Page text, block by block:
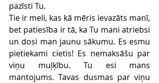
pazīsti Tu.
Tie ir meli, kas kā mēris ievazāts manī,
bet patiesība ir tā, ka Tu mani atriebsi
un dosi man jaunu sākumu. Es esmu
pietiekami cietis! Es nemaksāšu par
viņu muļķību. Tu esi mans
mantojums. Tavas dusmas par viņu